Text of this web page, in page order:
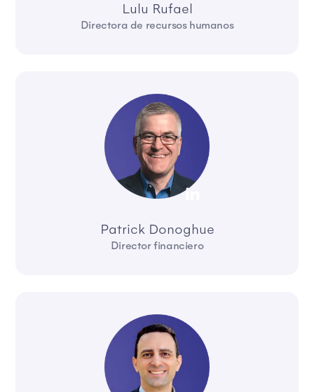
Lulu Rufael
Directora de recursos humanos
Patrick Donoghue
Director financiero